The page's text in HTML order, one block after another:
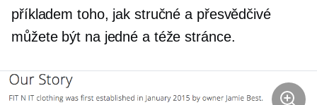
příkladem toho, jak stručné a přesvědčivé
můžete být na jedné a téže stránce.